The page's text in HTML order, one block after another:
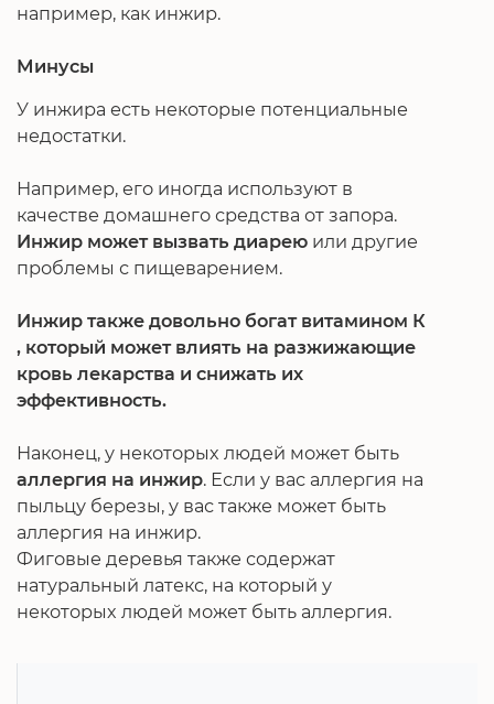
например, как инжир.
Минусы
У инжира есть некоторые потенциальные
недостатки.
Например, его иногда используют в
качестве домашнего средства от запора.
Инжир может вызвать диарею или другие
проблемы с пищеварением.
Инжир также довольно богат витамином К
, который может влиять на разжижающие
кровь лекарства и снижать их
эффективность.
Наконец, у некоторых людей может быть
аллергия на инжир. Если у вас аллергия на
пыльцу березы, у вас также может быть
аллергия на инжир.
Фиговые деревья также содержат
натуральный латекс, на который у
некоторых людей может быть аллергия.